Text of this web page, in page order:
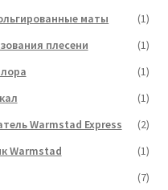
маты
(1)
плесени
(1)
(1)
(1)
Warmstad Express
(2)
Warmstad
(1)
(7)